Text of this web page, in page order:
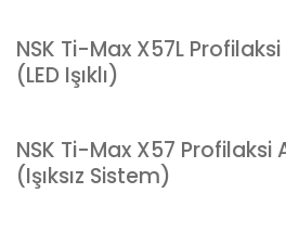
NSK Ti-Max X57L
(LED Işıklı)
NSK Ti-Max X57 Profilaksi
(Işıksız Sistem)